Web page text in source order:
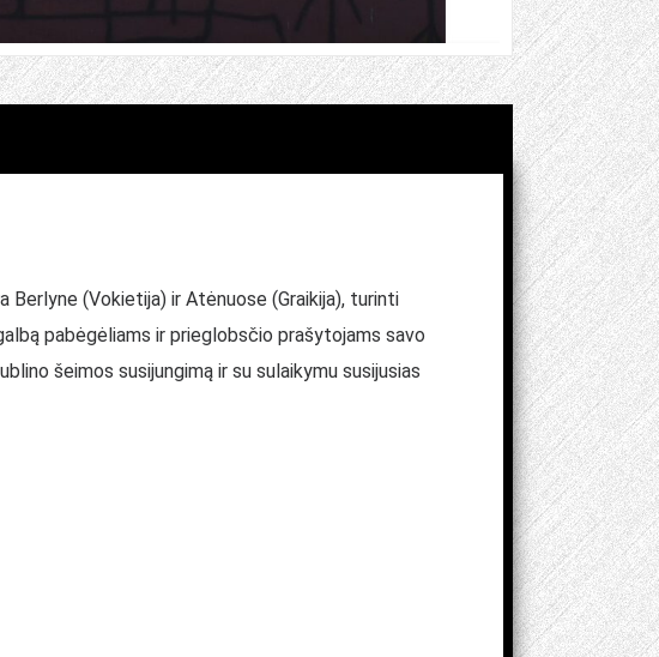
Berlyne (Vokietija) ir Atėnuose (Graikija), turinti
pabėgėliams ir prieglobsčio prašytojams savo
šeimos susijungimą ir su sulaikymu susijusias